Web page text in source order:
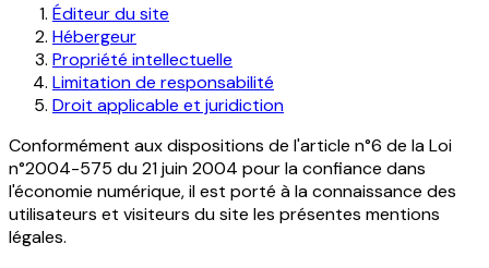
Éditeur du site
Hébergeur
Propriété intellectuelle
Limitation de responsabilité
Droit applicable et juridiction
Conformément aux dispositions de l'article n°6 de la Loi
n°2004-575 du 21 juin 2004 pour la confiance dans
l'économie numérique, il est porté à la connaissance des
utilisateurs et visiteurs du site les présentes mentions
légales.